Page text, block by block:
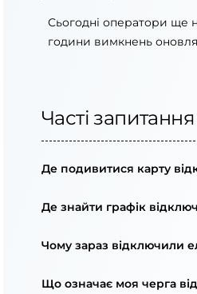
Сьогодні оператори ще
години вимкнень
Часті запитання
Де подивитися карту
Де знайти графік
Чому зараз відключили
Що означає моя черга